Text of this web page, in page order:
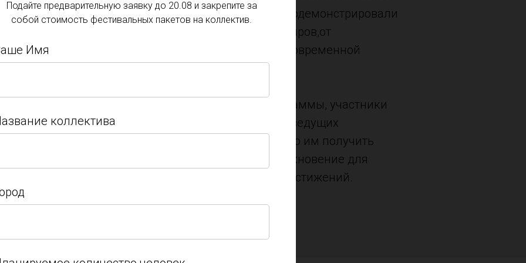
Подать заявкувсей Страны.Участники продемонстрировали
разнообразие стилей и жанров,от
классического балета до современной
Помимо конкурсной программы, участники
посетили мастер-класс от ведущих
хореографов, что позволило им получить
незабываемый опыт и вдохновение для
дальнейших творческих достижений.
Подайте предварительную заявку до 20.08 и закрепите за
собой стоимость фестивальных пакетов на коллектив.
Имя
коллектива